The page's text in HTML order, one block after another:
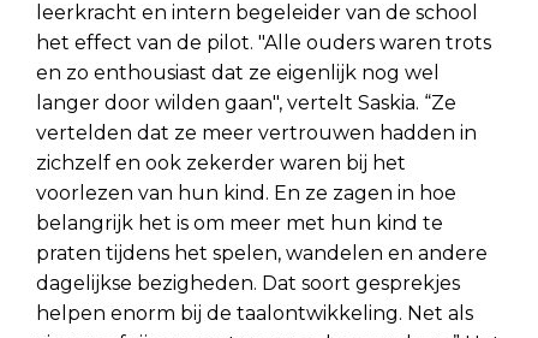
leerkracht en intern begeleider van de school
het effect van de pilot. "Alle ouders waren trots
en zo enthousiast dat ze eigenlijk nog wel
langer door wilden gaan", vertelt Saskia. “Ze
vertelden dat ze meer vertrouwen hadden in
zichzelf en ook zekerder waren bij het
voorlezen van hun kind. En ze zagen in hoe
belangrijk het is om meer met hun kind te
praten tijdens het spelen, wandelen en andere
dagelijkse bezigheden. Dat soort gesprekjes
helpen enorm bij de taalontwikkeling. Net als